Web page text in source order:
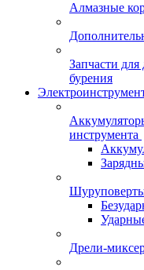
Алмазные
Запчасти для
бурения
инструмента
Дрели-